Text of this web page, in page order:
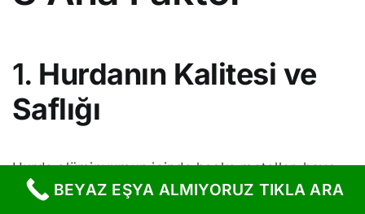
1. Hurdanın Kalitesi ve
Saflığı
Hurda alüminyumun içinde başka metaller, boya,
plastik vb. ne kadar az varsa fiyat o kadar yüksek
BEYAZ EŞYA ALMIYORUZ TIKLA ARA